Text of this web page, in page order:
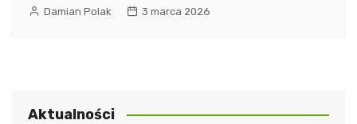
Damian Polak 3 marca 2026
Aktualności